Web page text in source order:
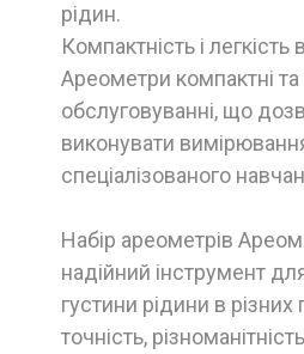
рідин.
Компактність і
Ареометри компактні та
обслуговуванні, що
виконувати
спеціалізованого
Набір ареометрів
надійний інструмент
густини рідини в різних
точність,